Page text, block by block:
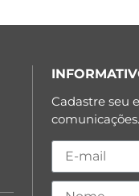
Cadastre seu
comunicações.